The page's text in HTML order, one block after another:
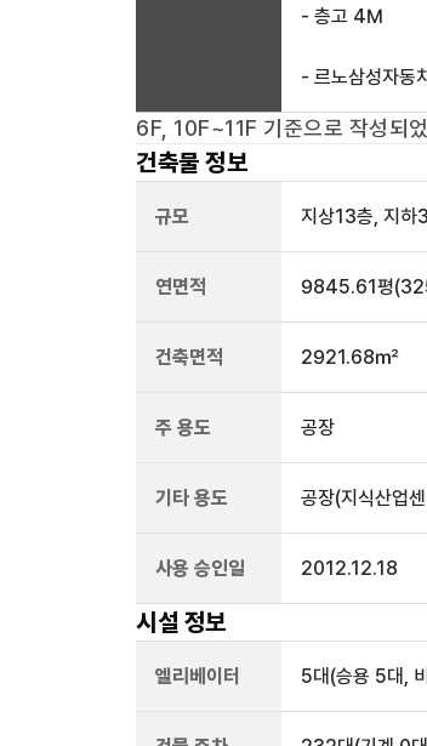
- 층고 4M
- 르노삼성자동
6F, 10F~11F 기준으로 작성되
건축물 정보
규모 지상13층, 지하3
연면적 9845.61평
건축면적 2921.68㎡
주 용도 공장
기타 용도 공장(지식산업
사용 승인일 2012.12.18
시설 정보
엘리베이터 5대 (승용 5대,